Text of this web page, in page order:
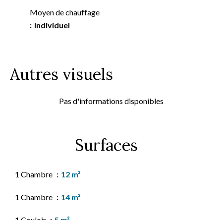
Moyen de chauffage
Individuel
Autres visuels
Pas d'informations disponibles
Surfaces
1 Chambre 12 m²
1 Chambre 14 m²